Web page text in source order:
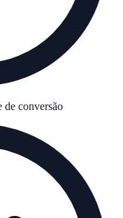
de conversão